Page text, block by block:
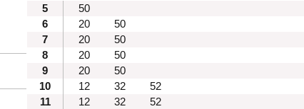
5
50
6
20
50
7
20
50
8
20
50
9
20
50
10
12 32
52
11
12 32
52